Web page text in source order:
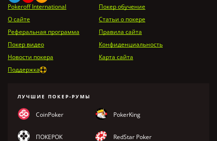
Pokeroff International
Покер обучение
О сайте
Статьи о покере
Реферальная программа
Правила сайта
Покер видео
Конфиденциальность
Новости покера
Карта сайта
Поддержка
ЛУЧШИЕ ПОКЕР-РУМЫ
CoinPoker PokerKing
ПОКЕРОК RedStar Poker